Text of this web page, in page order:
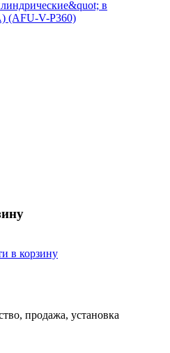
в корзину
продажа, установка